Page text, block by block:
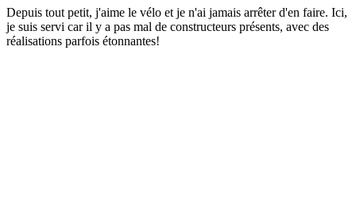
Depuis tout petit, j'aime le vélo et je n'ai jamais arrêter d'en faire. Ici,
je suis servi car il y a pas mal de constructeurs présents, avec des
réalisations parfois étonnantes!